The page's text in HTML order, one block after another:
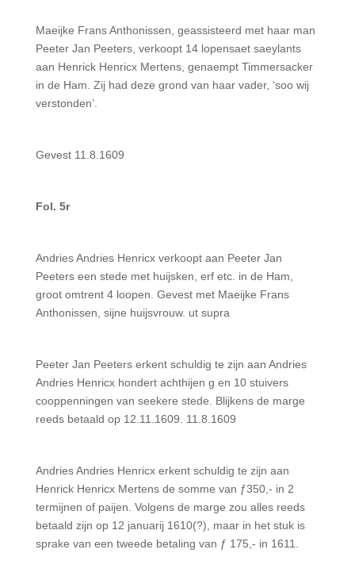
Maeijke Frans Anthonissen, geassisteerd met haar man
Peeter Jan Peeters, verkoopt 14 lopensaet saeylants
aan Henrick Henricx Mertens, genaempt Timmersacker
in de Ham. Zij had deze grond van haar vader, ‘soo wij
verstonden’.
Gevest 11.8.1609
Fol. 5r
Andries Andries Henricx verkoopt aan Peeter Jan
Peeters een stede met huijsken, erf etc. in de Ham,
groot omtrent 4 loopen. Gevest met Maeijke Frans
Anthonissen, sijne huijsvrouw. ut supra
Peeter Jan Peeters erkent schuldig te zijn aan Andries
Andries Henricx hondert achthijen g en 10 stuivers
cooppenningen van seekere stede. Blijkens de marge
reeds betaald op 12.11.1609. 11.8.1609
Andries Andries Henricx erkent schuldig te zijn aan
Henrick Henricx Mertens de somme van ƒ350,- in 2
termijnen of paijen. Volgens de marge zou alles reeds
betaald zijn op 12 januarij 1610(?), maar in het stuk is
sprake van een tweede betaling van ƒ 175,- in 1611.